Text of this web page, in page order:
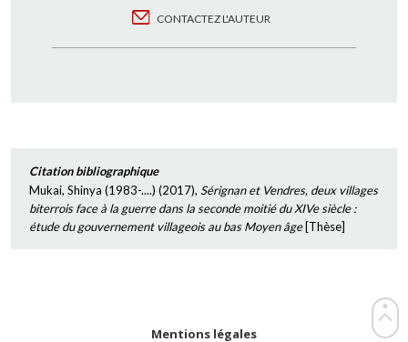
CONTACTEZ L'AUTEUR
Citation bibliographique
Mukai, Shinya (1983-....) (2017), Sérignan et Vendres, deux villages
biterrois face à la guerre dans la seconde moitié du XIVe siècle :
étude du gouvernement villageois au bas Moyen âge[Thèse]
Mentions légales